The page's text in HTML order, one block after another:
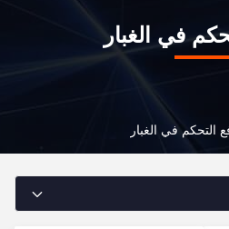
في الغبار
التحكم في الغبار